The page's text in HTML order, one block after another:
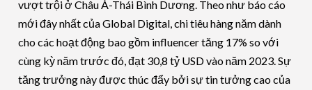
vượt trội ở Châu Á-Thái Bình Dương. Theo như báo cáo
mới đây nhất của Global Digital, chi tiêu hàng năm dành
cho các hoạt động bao gồm influencer tăng 17% so với
cùng kỳ năm trước đó, đạt 30,8 tỷ USD vào năm 2023. Sự
tăng trưởng này được thúc đẩy bởi sự tin tưởng cao của